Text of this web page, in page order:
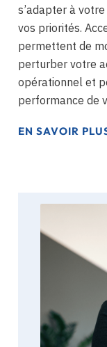
s’adapter à
vos priorités.
permettent de
perturber votre
opérationnel et
performance de
EN SAVOIR